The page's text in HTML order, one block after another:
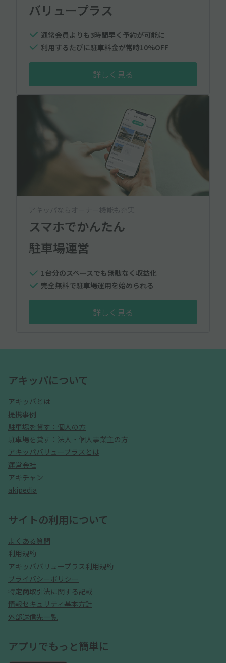
バリュープラス
通常会員よりも3時間早く予約が可能に
利用するたびに駐車料金が常時10%OFF
詳しく見る
アキッパならオーナー機能も充実
スマホでかんたん
駐車場運営
1台分のスペースでも無駄なく収益化
完全無料で駐車場運用を始められる
詳しく見る
アキッパについて
アキッパとは
提携事例
駐車場を貸す：個人の方
駐車場を貸す：法人・個人事業主の方
アキッパバリュープラスとは
運営会社
アキチャン
akipedia
サイトの利用について
よくある質問
利用規約
アキッパバリュープラス利用規約
プライバシーポリシー
特定商取引法に関する記載
情報セキュリティ基本方針
外部送信先一覧
アプリでもっと簡単に